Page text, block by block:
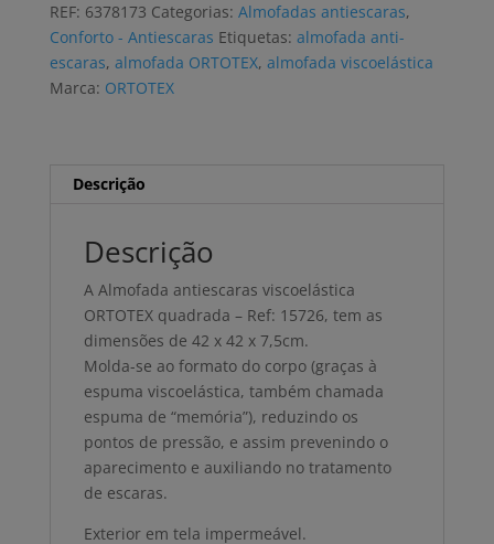
viscoelástica
42x42x7,5cm
REF: 6378173 Categorias: Almofadas antiescaras,
Conforto - Antiescaras Etiquetas: almofada anti-
escaras, almofada ORTOTEX, almofada viscoelástica
Marca: ORTOTEX
Descrição
Descrição
A Almofada antiescaras viscoelástica
ORTOTEX quadrada – Ref: 15726, tem as
dimensões de 42 x 42 x 7,5cm.
Molda-se ao formato do corpo (graças à
espuma viscoelástica, também chamada
espuma de “memória”), reduzindo os
pontos de pressão, e assim prevenindo o
aparecimento e auxiliando no tratamento
de escaras.
Exterior em tela impermeável.